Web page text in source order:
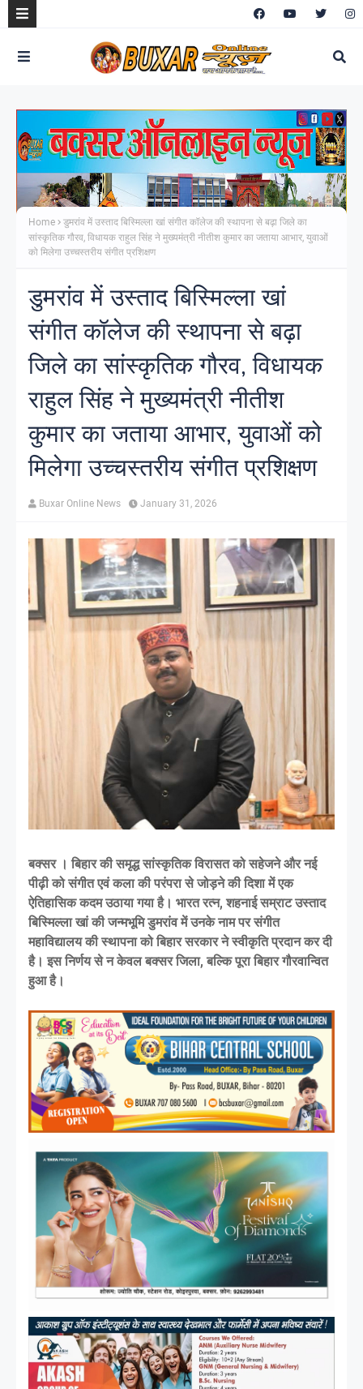
Home
डुमरांव में उस्ताद बिस्मिल्ला खां संगीत कॉलेज की स्थापना से बढ़ा जिले का
सांस्कृतिक गौरव, विधायक राहुल सिंह ने मुख्यमंत्री नीतीश कुमार का जताया आभार, युवाओं
को मिलेगा उच्चस्तरीय संगीत प्रशिक्षण
डुमरांव में उस्ताद बिस्मिल्ला खां
संगीत कॉलेज की स्थापना से बढ़ा
जिले का सांस्कृतिक गौरव, विधायक
राहुल सिंह ने मुख्यमंत्री नीतीश
कुमार का जताया आभार, युवाओं को
मिलेगा उच्चस्तरीय संगीत प्रशिक्षण
Buxar Online News January 31, 2026
बक्सर । बिहार की समृद्ध सांस्कृतिक विरासत को सहेजने और नई
पीढ़ी को संगीत एवं कला की परंपरा से जोड़ने की दिशा में एक
ऐतिहासिक कदम उठाया गया है। भारत रत्न, शहनाई सम्राट उस्ताद
बिस्मिल्ला खां की जन्मभूमि डुमरांव में उनके नाम पर संगीत
महाविद्यालय की स्थापना को बिहार सरकार ने स्वीकृति प्रदान कर दी
है। इस निर्णय से न केवल बक्सर जिला, बल्कि पूरा बिहार गौरवान्वित
हुआ है।